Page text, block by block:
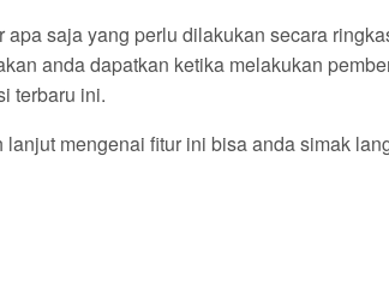
saja yang perlu dilakukan secara
anda dapatkan ketika melakukan
terbaru ini.
mengenai fitur ini bisa anda simak